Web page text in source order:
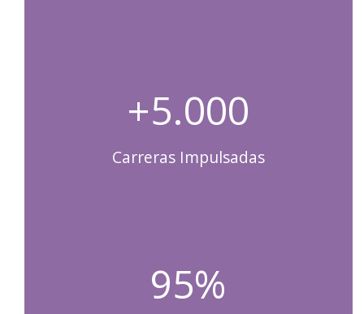
+5.000
Carreras Impulsadas
95%